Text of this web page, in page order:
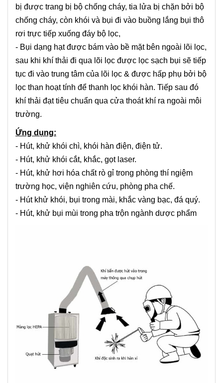
bị được trang bị bộ chống cháy, tia lửa bị chặn bởi bộ
chống cháy, còn khói và bụi đi vào buồng lắng bụi thô
rơi trực tiếp xuống đáy bộ lọc,
- Bụi dạng hạt được bám vào bề mặt bên ngoài lõi lọc,
sau khi khí thải đi qua lõi lọc được lọc sạch bụi sẽ tiếp
tục đi vào trung tâm của lõi lọc & được hấp phụ bởi bộ
lọc than hoạt tính để thanh lọc khói hàn. Tiếp sau đó
khí thải đạt tiêu chuẩn qua cửa thoát khí ra ngoài môi
trường.
Ứng dụng:
- Hút, khử khói chì, khói hàn điện, điện tử.
- Hút, khử khói cắt, khắc, gọt laser.
- Hút, khử hơi hóa chất rò gỉ trong phòng thí ngiệm
trường học, viện nghiên cứu, phòng pha chế.
- Hút khử khói, bụi trong mài, khắc vàng bạc, đá quý.
- Hút, khử bụi mùi trong pha trộn ngành dược phẩm